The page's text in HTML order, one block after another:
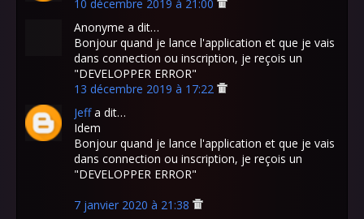
10 décembre 2019 à 21:00
Anonyme a dit…
Bonjour quand je lance l'application et que je vais
dans connection ou inscription, je reçois un
"DEVELOPPER ERROR"
13 décembre 2019 à 17:22
Jeffa dit…
Idem
Bonjour quand je lance l'application et que je vais
dans connection ou inscription, je reçois un
"DEVELOPPER ERROR"
7 janvier 2020 à 21:38